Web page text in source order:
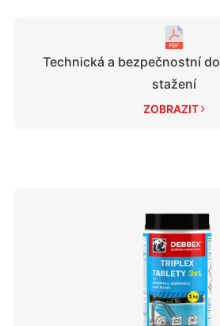
Technická a bezpečnostní
stažení
ZOBRAZIT